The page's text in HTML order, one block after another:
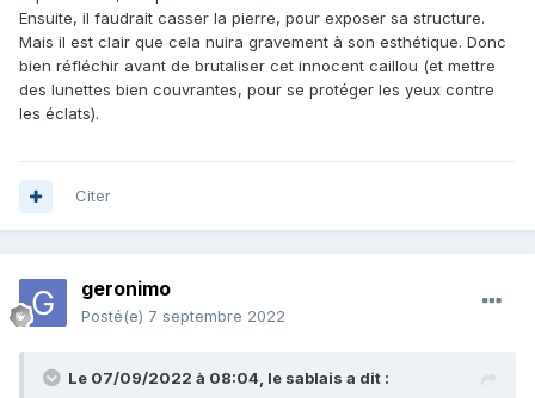
Ensuite, il faudrait casser la pierre, pour exposer sa structure.
Mais il est clair que cela nuira gravement à son esthétique. Donc
bien réfléchir avant de brutaliser cet innocent caillou (et mettre
des lunettes bien couvrantes, pour se protéger les yeux contre
les éclats).
Citer
geronimo
Posté(e) 7 septembre 2022
Le 07/09/2022 à 08:04, le sablais a dit :